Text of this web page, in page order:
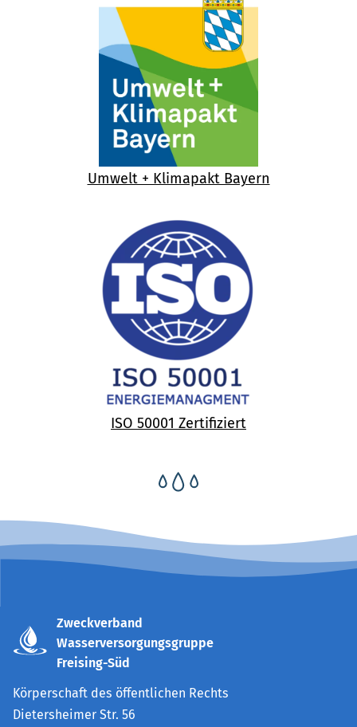
Umwelt + Klimapakt Bayern
ISO 50001 Zertifiziert
Zweckverband
Wasserversorgungsgruppe
Freising-Süd
Körperschaft des öffentlichen Rechts
Dietersheimer Str. 56